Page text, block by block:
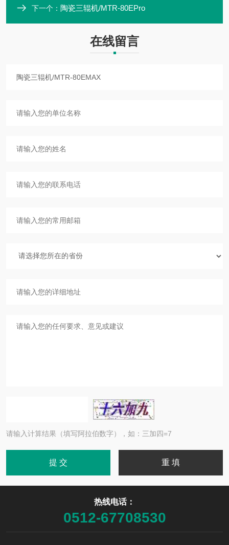
下一个： 陶瓷三辊机/MTR-80EPro
在线留言
请输入计算结果（填写阿拉伯数字），如：三加四=7
热线电话：
0512-67708530